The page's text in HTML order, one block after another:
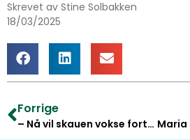
Skrevet av Stine Solbakken
18/03/2025
Forrige
– Nå vil skauen vokse fortere